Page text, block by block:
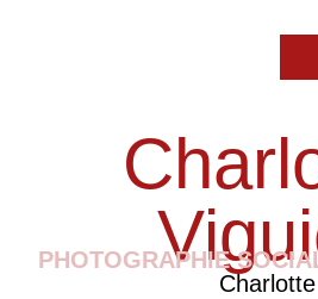
PHOTOGRAPHIE
Charlotte